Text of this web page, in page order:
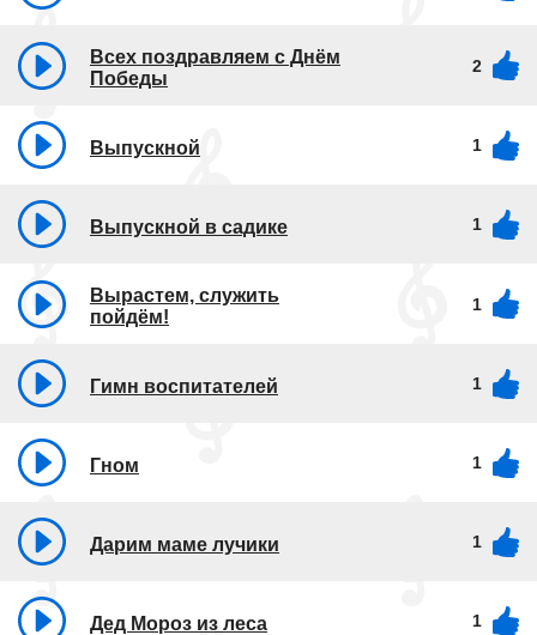
Всех поздравляем с Днём
Победы
2
Выпускной 1
Выпускной в садике 1
Вырастем, служить
пойдём!
1
Гимн воспитателей 1
Гном 1
Дарим маме лучики 1
Дед Мороз из леса 1